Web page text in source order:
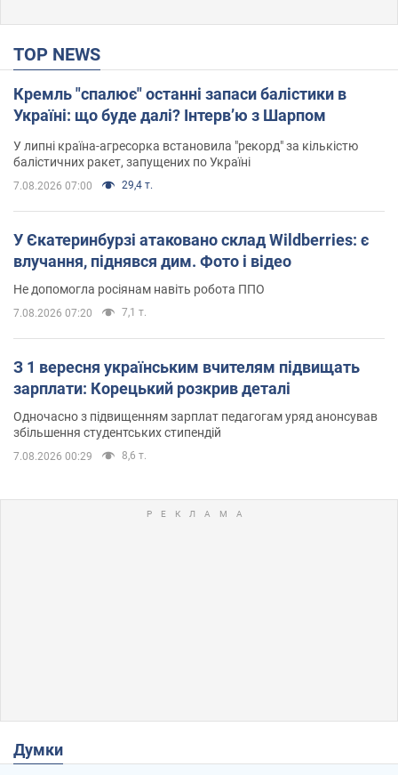
TOP NEWS
Кремль "спалює" останні запаси балістики в
Україні: що буде далі? Інтерв’ю з Шарпом
У липні країна-агресорка встановила "рекорд" за кількістю
балістичних ракет, запущених по Україні
7.08.2026 07:00 29,4 т.
У Єкатеринбурзі атаковано склад Wildberries: є
влучання, піднявся дим. Фото і відео
Не допомогла росіянам навіть робота ППО
7.08.2026 07:20 7,1 т.
З 1 вересня українським вчителям підвищать
зарплати: Корецький розкрив деталі
Одночасно з підвищенням зарплат педагогам уряд анонсував
збільшення студентських стипендій
7.08.2026 00:29 8,6 т.
Думки